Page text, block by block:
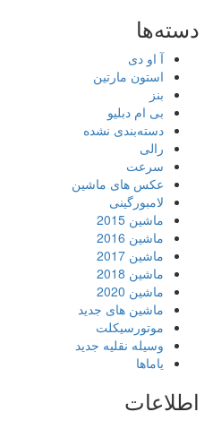
دسته‌ها
آ او دی
استون مارتین
بنز
بی ام دبلیو
دسته‌بندی نشده
رالی
سرعت
عکس های ماشین
لامبورگینی
ماشین 2015
ماشین 2016
ماشین 2017
ماشین 2018
ماشین 2020
ماشین های جدید
موتورسیکلت
وسیله نقلیه جدید
یاماها
اطلاعات